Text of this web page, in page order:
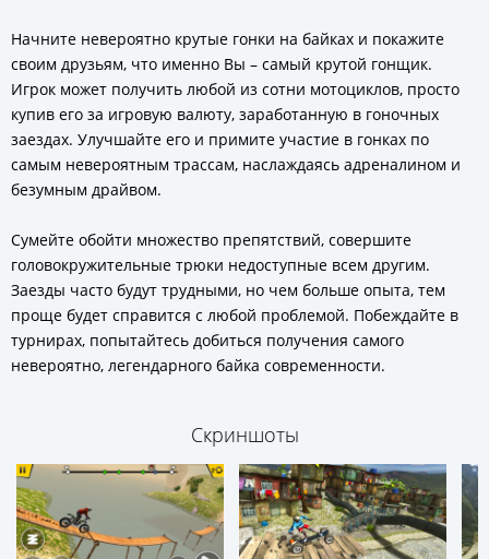
Начните невероятно крутые гонки на байках и покажите
своим друзьям, что именно Вы – самый крутой гонщик.
Игрок может получить любой из сотни мотоциклов, просто
купив его за игровую валюту, заработанную в гоночных
заездах. Улучшайте его и примите участие в гонках по
самым невероятным трассам, наслаждаясь адреналином и
безумным драйвом.
Сумейте обойти множество препятствий, совершите
головокружительные трюки недоступные всем другим.
Заезды часто будут трудными, но чем больше опыта, тем
проще будет справится с любой проблемой. Побеждайте в
турнирах, попытайтесь добиться получения самого
невероятно, легендарного байка современности.
Скриншоты